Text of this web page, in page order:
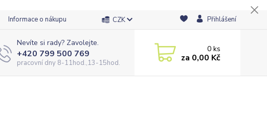
Informace o nákupu CZK Přihlášení
Nevíte si rady? Zavolejte.
+420 799 500 769
pracovní dny 8-11hod.,13-15hod.
0ks
za 0,00 Kč